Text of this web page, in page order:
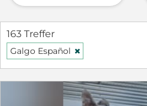
163 Treffer
Galgo Español H